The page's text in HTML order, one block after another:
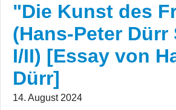
"Die Kunst des
(Hans-Peter Dürr
I/II) [Essay von
Dürr]
14. August 2024